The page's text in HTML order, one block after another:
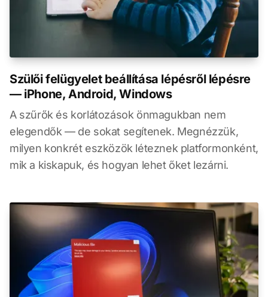
Szülői felügyelet beállítása lépésről lépésre
— iPhone, Android, Windows
A szűrők és korlátozások önmagukban nem
elegendők — de sokat segítenek. Megnézzük,
milyen konkrét eszközök léteznek platformonként,
mik a kiskapuk, és hogyan lehet őket lezárni.